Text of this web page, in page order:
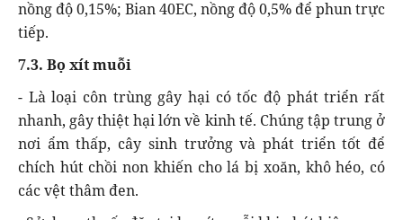
nồng độ 0,15%; Bian 40EC, nồng độ 0,5% để phun trực
tiếp.
7.3. Bọ xít muỗi
- Là loại côn trùng gây hại có tốc độ phát triển rất
nhanh, gây thiệt hại lớn về kinh tế. Chúng tập trung ở
nơi ẩm thấp, cây sinh trưởng và phát triển tốt để
chích hút chồi non khiến cho lá bị xoăn, khô héo, có
các vệt thâm đen.